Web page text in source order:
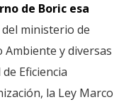
de Boric esa
ministerio de
y diversas
Eficiencia
la Ley Marco